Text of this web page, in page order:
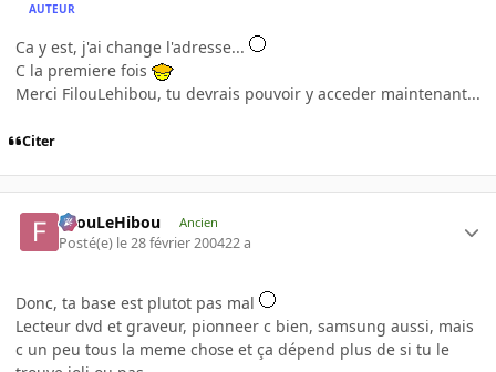
AUTEUR
Ca y est, j'ai change l'adresse...
C la premiere fois
Merci FilouLehibou, tu devrais pouvoir y acceder maintenant...
Citer
FilouLeHibou Ancien
Posté(e) le 28 février 200422 a
Donc, ta base est plutot pas mal
Lecteur dvd et graveur, pionneer c bien, samsung aussi, mais
c un peu tous la meme chose et ça dépend plus de si tu le